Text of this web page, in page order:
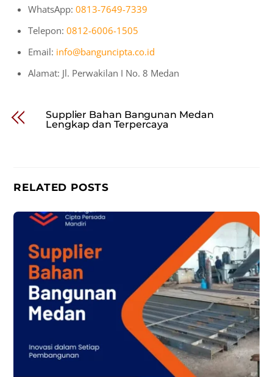
WhatsApp:0813-7649-7339
Telepon:0812-6006-1505
Email: info@banguncipta.co.id
Alamat: Jl. Perwakilan I No. 8 Medan
Supplier Bahan Bangunan Medan
Lengkap dan Terpercaya
RELATED POSTS